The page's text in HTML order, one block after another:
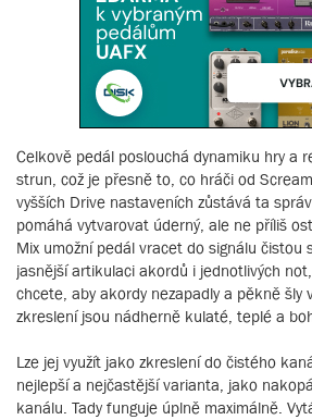
Celkově pedál poslouchá dynamiku hry a
strun, což je přesně to, co hráči od
vyšších Drive nastaveních zůstává ta
pomáhá vytvarovat úderný, ale ne příliš
Mix umožní pedál vracet do signálu čistou
jasnější artikulaci akordů i jednotlivých
chcete, aby akordy nezapadly a pěkně šly
zkreslení jsou nádherně kulaté, teplé a
Lze jej využít jako zkreslení do čistého
nejlepší a nejčastější varianta, jako
kanálu. Tady funguje úplně maximálně.